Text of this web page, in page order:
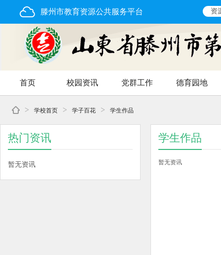
滕州市教育资源公共服务平台 资
首页 校园资讯 党群工作 德育园地
> 学校首页 > 学子百花 > 学生作品
热门资讯
暂无资讯
学生作品
暂无资讯